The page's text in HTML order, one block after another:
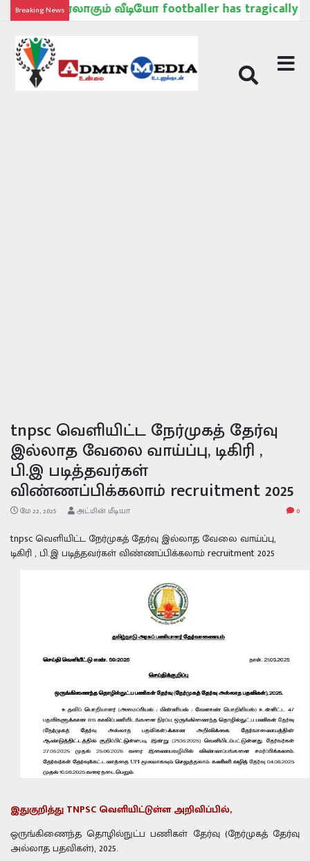
Breaking News
வீடியோ footballer has tragically died after
tnpsc வெளியிட்ட நேர்முகத் தேர்வு
இல்லாத வேலை வாய்ப்பு, டிகிரி ,
பி.இ படித்தவர்கள்
விண்ணப்பிக்கலாம் recruitment 2025
மே 22, 2025 அட்மின் மீடியா 0
tnpsc வெளியிட்ட நேர்முகத் தேர்வு இல்லாத வேலை வாய்ப்பு,
டிகிரி , பி.இ படித்தவர்கள் விண்ணப்பிக்கலாம் recruitment 2025
இதுகுறித்து TNPSC வெளியிட்டுள்ள அறிவிப்பில்,
ஒருங்கிணைந்த தொழில்நுட்ப பணிகள் தேர்வு (நேர்முகத் தேர்வு
அல்லாத பதவிகள்), 2025.